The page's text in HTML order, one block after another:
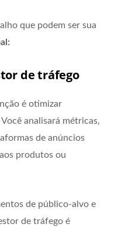
que podem ser sua
de tráfego
é otimizar
analisará métricas,
de anúncios
produtos ou
de público-alvo e
de tráfego é